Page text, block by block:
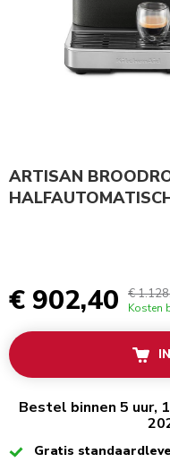
ARTISAN
€ 902,40 €
Kosten
Bestel binnen 5 uur,
Checked
Gratis